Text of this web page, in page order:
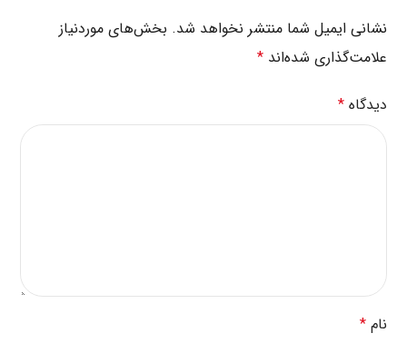
نشانی ایمیل شما منتشر نخواهد شد. بخش‌های موردنیاز
علامت‌گذاری شده‌اند*
دیدگاه*
نام*